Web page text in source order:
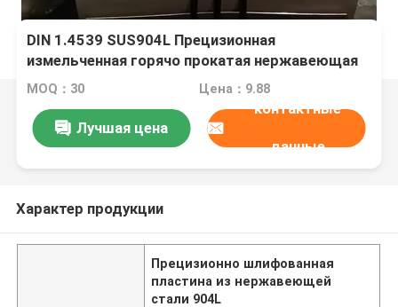
DIN 1.4539 SUS904L Прецизионная
измельченная горячо прокатая нержавеющая
сталь с поверхностью 2B
MOQ：30 Цена：9.88
Лучшая цена
контактные
данные
Характер продукции
Прецизионно шлифованная
пластина из нержавеющей
стали 904L